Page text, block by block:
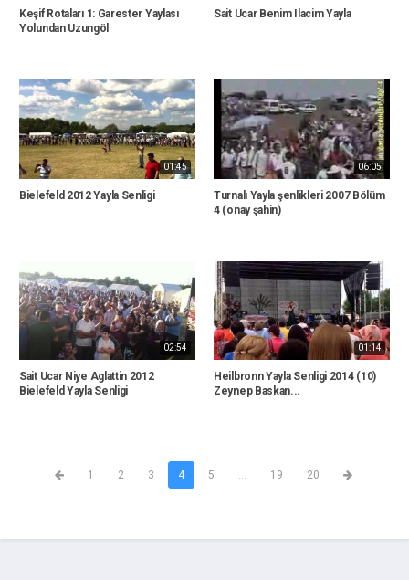
Keşif Rotaları 1: Garester Yaylası
Yolundan Uzungöl
Sait Ucar Benim Ilacim Yayla
01:45
Bielefeld 2012 Yayla Senligi
06:05
Turnalı Yayla şenlikleri 2007 Bölüm
4 (onay şahin)
02:54
Sait Ucar Niye Aglattin 2012
Bielefeld Yayla Senligi
01:14
Heilbronn Yayla Senligi 2014 (10)
Zeynep Baskan...
1 2 3 4 5 19 20